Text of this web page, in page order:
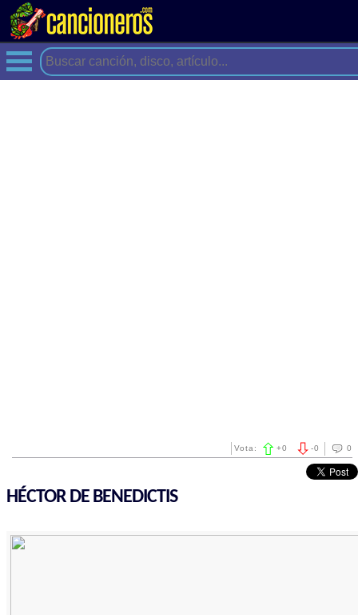
0
-0
Vota: +0
HÉCTOR DE BENEDICTIS